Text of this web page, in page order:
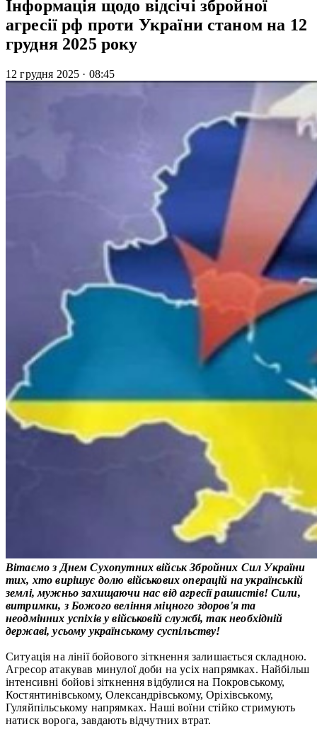
Інформація щодо відсічі збройної
агресії рф проти України станом на 12
грудня 2025 року
12 грудня 2025 · 08:45
Вітаємо з Днем Сухопутних військ Збройних Сил України
тих, хто вирішує долю військових операцій на українській
землі, мужньо захищаючи нас від агресії рашистів! Сили,
витримки, з Божого веління міцного здоров'я та
неодмінних успіхів у військовій службі, так необхідній
державі, усьому українському суспільству!
Ситуація на лінії бойового зіткнення залишається складною.
Агресор атакував минулої доби на усіх напрямках. Найбільш
інтенсивні бойові зіткнення відбулися на Покровському,
Костянтинівському, Олександрівському, Оріхівському,
Гуляйпільському напрямках. Наші воїни стійко стримують
натиск ворога, завдають відчутних втрат.